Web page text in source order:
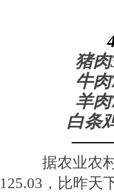
猪肉
牛肉
羊肉
白条
据农业农村
125.03，比昨天